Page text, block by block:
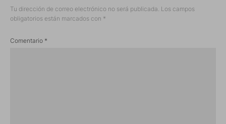
Tu dirección de correo electrónico no será publicada. Los campos
obligatorios están marcados con *
Comentario *